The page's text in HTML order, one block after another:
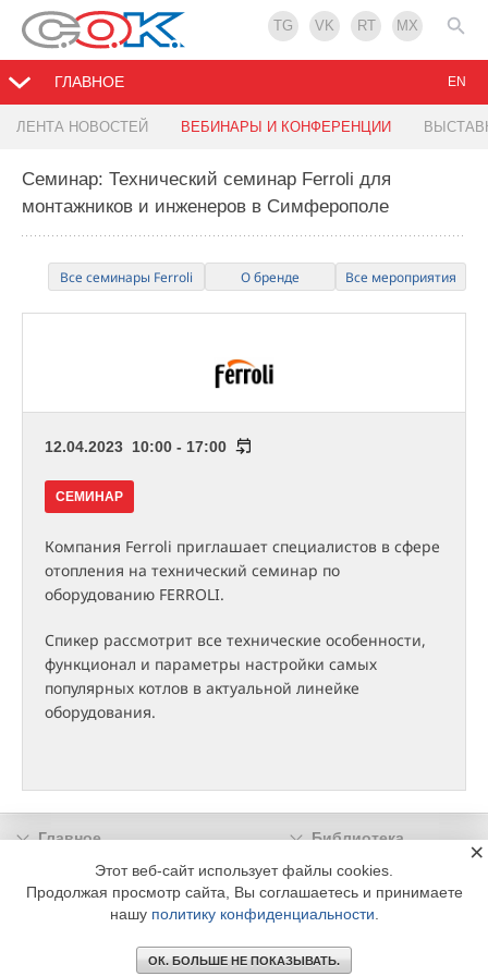
TG VK RT MX
ГЛАВНОЕ
ЛЕНТА НОВОСТЕЙ ВЕБИНАРЫ И КОНФЕРЕНЦИИ
EN
Семинар: Технический семинар Ferroli для
монтажников и инженеров в Симферополе
Все семинары Ferroli О бренде Все мероприятия
12.04.2023 10:00 - 17:00
СЕМИНАР
Компания Ferroli приглашает специалистов в сфере
отопления на технический семинар по
оборудованию FERROLI.
Спикер рассмотрит все технические особенности,
функционал и параметры настройки самых
популярных котлов в актуальной линейке
оборудования.
Главное
Библиотека
Подписка
Реклама
Информация
© 2002 - 2026 OOO Издательский дом «МЕДИА ТЕХНОЛОДЖИ» +7 (495) 665-00-
Этот веб-сайт использует файлы cookies.
Продолжая просмотр сайта, Вы соглашаетесь и принимаете
нашу политику конфиденциальности
ОК. БОЛЬШЕ НЕ ПОКАЗЫВАТЬ.
×